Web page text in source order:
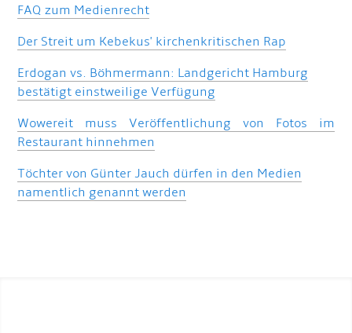
FAQ zum Medienrecht
Der Streit um Kebekus' kirchenkritischen Rap
Erdogan vs. Böhmermann: Landgericht Hamburg
bestätigt einstweilige Verfügung
Wowereit muss Veröffentlichung von Fotos im
Restaurant hinnehmen
Töchter von Günter Jauch dürfen in den Medien
namentlich genannt werden